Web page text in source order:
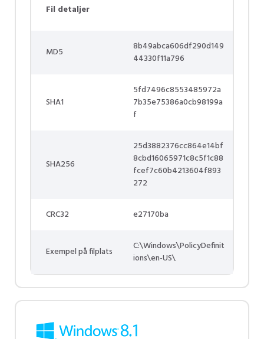
Fil detaljer
MD5
8b49abca606df290d149
44330f11a796
SHA1
5fd7496c8553485972a
7b35e75386a0cb98199a
f
SHA256
25d3882376cc864e14bf
8cbd16065971c8c5f1c88
fcef7c60b4213604f893
272
CRC32 e27170ba
Exempel på filplats
C:\Windows\PolicyDefinit
ions\en-US\